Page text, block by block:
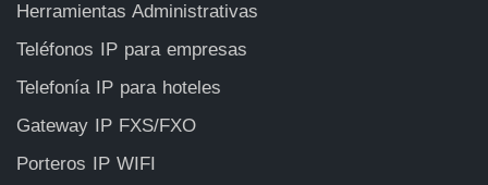
Herramientas Administrativas
Teléfonos IP para empresas
Telefonía IP para hoteles
Gateway IP FXS/FXO
Porteros IP WIFI